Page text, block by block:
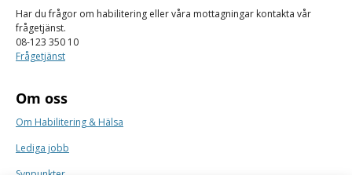
Har du frågor om habilitering eller våra mottagningar kontakta vår
frågetjänst.
08-123 350 10
Frågetjänst
Om oss
Om Habilitering & Hälsa
Lediga jobb